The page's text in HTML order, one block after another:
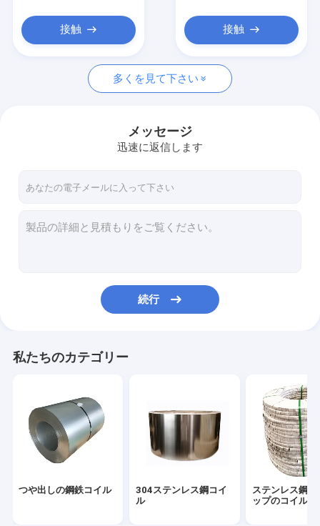
場合
つや出しの鋼鉄コイル
ステンレス鋼のストリップのコイル
合金鋼のコイル
ステンレス鋼 シートのコイル
SSは管を溶接した
ステンレス鋼のストリップ
ステンレス鋼 シート
ステンレス鋼の金属板
接触 接触
多くを見て下さい
メッセージ
迅速に返信します
続行
私たちのカテゴリー
つや出しの鋼鉄コイル
304ステンレス鋼コイ
ル
ステンレス鋼の
ップのコイル